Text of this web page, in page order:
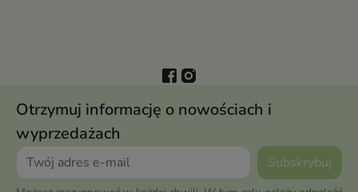
Otrzymuj informację o nowościach i
wyprzedażach